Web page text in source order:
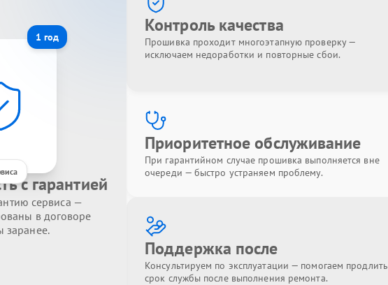
1 год
с гарантией
сервиса —
в договоре
заранее.
Контроль качества
Прошивка проходит многоэтапную проверку —
исключаем недоработки и повторные сбои.
Приоритетное обслуживание
При гарантийном случае прошивка выполняется вне
очереди — быстро устраняем проблему.
Поддержка после
Консультируем по эксплуатации — помогаем продлить
срок службы после выполнения ремонта.